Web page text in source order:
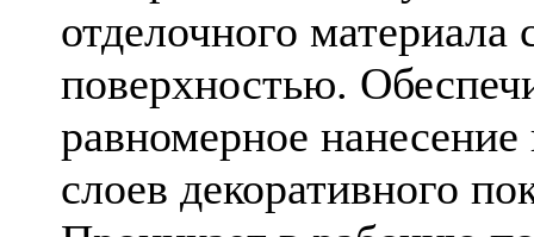
отделочного материала
поверхностью.
равномерное
слоев декоративного